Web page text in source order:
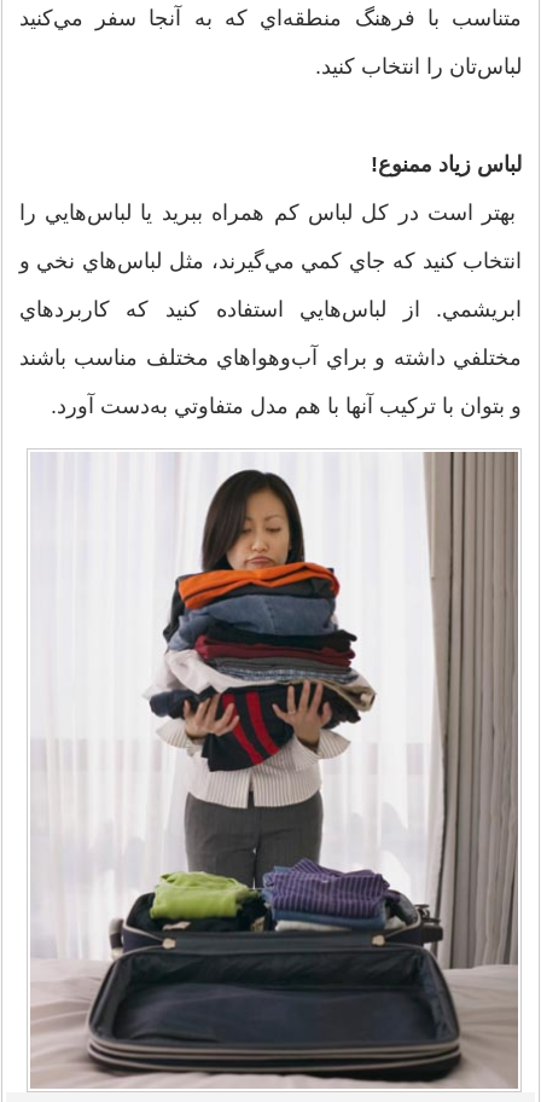
متناسب با فرهنگ منطقه‌اي كه به آنجا سفر مي‌كنيد
لباس‌تان را انتخاب كنيد.
لباس زیاد ممنوع!
بهتر است در كل لباس كم همراه ببريد يا لباس‌هايي را
انتخاب كنيد كه جاي كمي مي‌گيرند، مثل لباس‌هاي نخي و
ابريشمي. از لباس‌هايي استفاده كنيد كه كاربردهاي
مختلفي داشته و براي آب‌وهواهاي مختلف مناسب باشند
و بتوان با تركيب آنها با هم مدل متفاوتي به‌دست آورد.